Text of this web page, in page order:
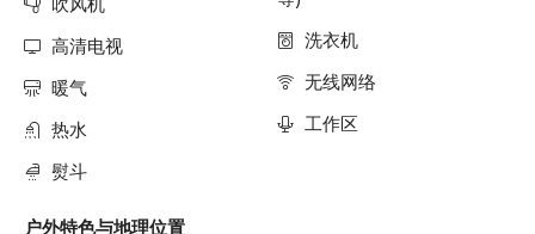
高清电视
暖气
热水
熨斗
洗衣机
无线网络
工作区
户外特色与地理位置